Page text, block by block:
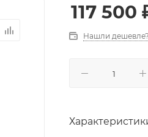
117 500
Нашли дешевле?